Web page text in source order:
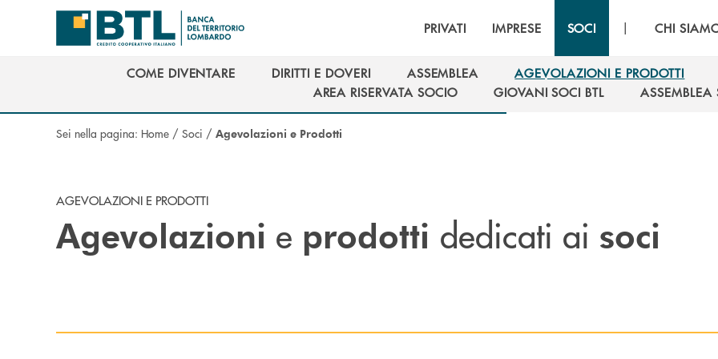
Salta al contenuto principale
PRIVATI IMPRESE SOCI | CHI
COME DIVENTARE
DIRITTI E DOVERI
DIRITTI E DOVERI
ASSEMBLEA
ASSEMBLEA
AGEVOLAZIONI E PRODOTTI
AGEVOLAZIONI E PRODOTTI
AREA RISERVATA SOCIO
AREA RISERVATA SOCIO
GIOVANI SOCI BTL
GIOVANI SOCI BTL
Sei nella pagina: Home / Soci / Agevolazioni e Prodotti
AGEVOLAZIONI E PRODOTTI
Agevolazioni e prodotti dedicati ai soci